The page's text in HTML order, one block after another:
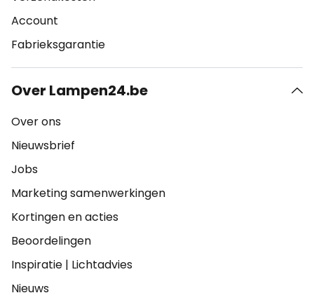
Account
Fabrieksgarantie
Over Lampen24.be
Over ons
Nieuwsbrief
Jobs
Marketing samenwerkingen
Kortingen en acties
Beoordelingen
Inspiratie | Lichtadvies
Nieuws